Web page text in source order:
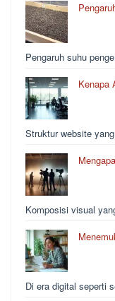
Pengaruh suhu
Kenapa
Struktur website
Komposisi visual
Di era digital seperti